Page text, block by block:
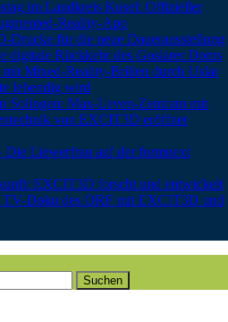
im Landkreis Kusel: Offizieller
Reality-App
Drucke für die neue Dauerausstellung
digitale Rückkehr des Goslarer Doms
Mixed-Reality-Brillen durch Uslar
lebendig wird
Solingen: Max-Leven-Zentrum mit
von EXCIT3D eröffnet
Die Liewerfrau auf der formnext
EXCIT3D forscht und entwickelt
TV-Doku des ORF mit EXCIT3D und